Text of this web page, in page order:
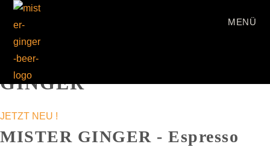
Zum
Inhalt
springen
MENÜ
MISTER
GINGER
JETZT NEU !
MISTER GINGER - Espresso